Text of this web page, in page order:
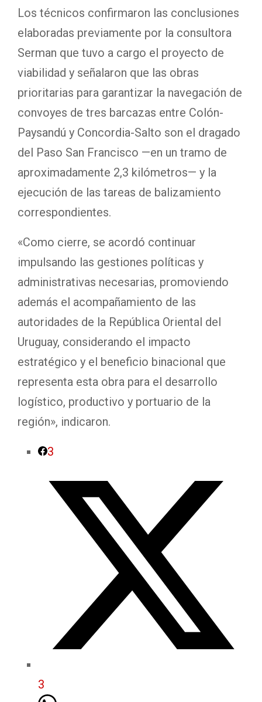
Los técnicos confirmaron las conclusiones
elaboradas previamente por la consultora
Serman que tuvo a cargo el proyecto de
viabilidad y señalaron que las obras
prioritarias para garantizar la navegación de
convoyes de tres barcazas entre Colón-
Paysandú y Concordia-Salto son el dragado
del Paso San Francisco —en un tramo de
aproximadamente 2,3 kilómetros— y la
ejecución de las tareas de balizamiento
correspondientes.
«Como cierre, se acordó continuar
impulsando las gestiones políticas y
administrativas necesarias, promoviendo
además el acompañamiento de las
autoridades de la República Oriental del
Uruguay, considerando el impacto
estratégico y el beneficio binacional que
representa esta obra para el desarrollo
logístico, productivo y portuario de la
región», indicaron.
3
3